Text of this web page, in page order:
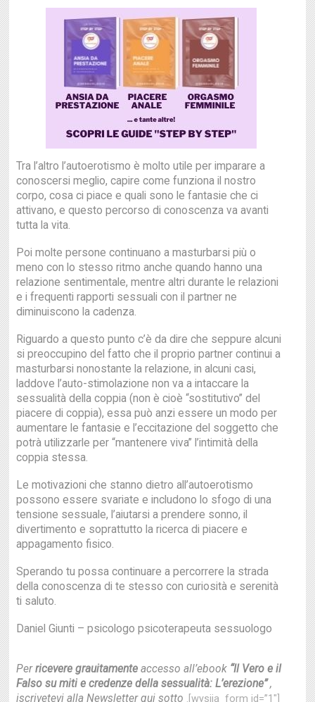
Tra l’altro l’autoerotismo è molto utile per imparare a
conoscersi meglio, capire come funziona il nostro
corpo, cosa ci piace e quali sono le fantasie che ci
attivano, e questo percorso di conoscenza va avanti
tutta la vita.
Poi molte persone continuano a masturbarsi più o
meno con lo stesso ritmo anche quando hanno una
relazione sentimentale, mentre altri durante le relazioni
e i frequenti rapporti sessuali con il partner ne
diminuiscono la cadenza.
Riguardo a questo punto c’è da dire che seppure alcuni
si preoccupino del fatto che il proprio partner continui a
masturbarsi nonostante la relazione, in alcuni casi,
laddove l’auto-stimolazione non va a intaccare la
sessualità della coppia (non è cioè “sostitutivo” del
piacere di coppia), essa può anzi essere un modo per
aumentare le fantasie e l’eccitazione del soggetto che
potrà utilizzarle per “mantenere viva” l’intimità della
coppia stessa.
Le motivazioni che stanno dietro all’autoerotismo
possono essere svariate e includono lo sfogo di una
tensione sessuale, l’aiutarsi a prendere sonno, il
divertimento e soprattutto la ricerca di piacere e
appagamento fisico.
Sperando tu possa continuare a percorrere la strada
della conoscenza di te stesso con curiosità e serenità
ti saluto.
Daniel Giunti – psicologo psicoterapeuta sessuologo
Perricevere grauitamenteaccesso all’ebook “Il Vero e il
Falso su miti e credenze della sessualità: L’erezione”,
iscrivetevi alla Newsletter qui sotto .[wysija_form id=”1″]